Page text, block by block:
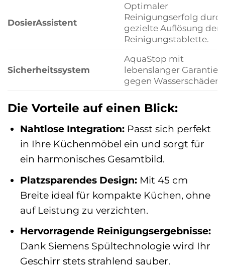
DosierAssistent
Optimaler
Reinigungserfolg
gezielte Auflösung der
Reinigungstablette.
Sicherheitssystem
AquaStop mit
lebenslanger Garantie
gegen Wasserschäden.
Die Vorteile auf einen Blick:
Nahtlose Integration:Passt sich perfekt
in Ihre Küchenmöbel ein und sorgt für
ein harmonisches Gesamtbild.
Platzsparendes Design:Mit 45 cm
Breite ideal für kompakte Küchen, ohne
auf Leistung zu verzichten.
Hervorragende Reinigungsergebnisse:
Dank Siemens Spültechnologie wird Ihr
Geschirr stets strahlend sauber.